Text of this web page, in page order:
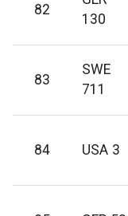
82
130
83
SWE
711
84 USA 3